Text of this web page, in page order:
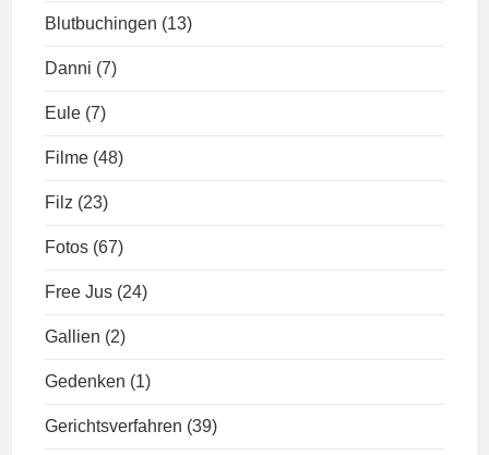
Blutbuchingen (13)
Danni (7)
Eule (7)
Filme (48)
Filz (23)
Fotos (67)
Free Jus (24)
Gallien (2)
Gedenken (1)
Gerichtsverfahren (39)